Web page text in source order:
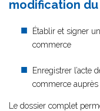
modification
Établir et signer
commerce
Enregistrer l’acte
commerce
Le dossier complet